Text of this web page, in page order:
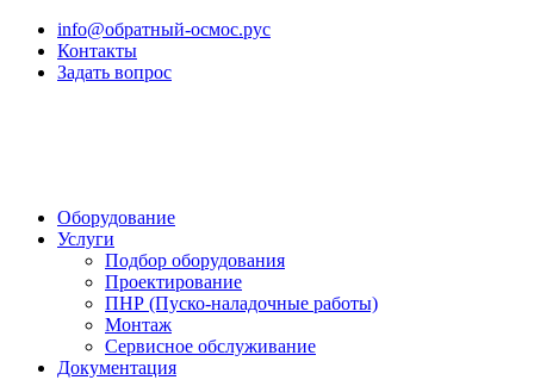
info@обратный-осмос.рус
Контакты
Задать вопрос
Оборудование
Услуги
Подбор оборудования
Проектирование
ПНР (Пуско-наладочные работы)
Монтаж
Сервисное обслуживание
Документация